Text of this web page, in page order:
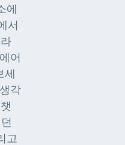
에
서
어
세
각
고